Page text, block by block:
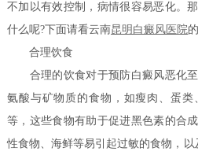
不加以有效控制，病情很容易恶化。
什么呢?下面请看云南昆明白癜风医院
合理饮食
合理的饮食对于预防白癜风恶化至
氨酸与矿物质的食物，如瘦肉、蛋
等，这些食物有助于促进黑色素的合
性食物、海鲜等易引起过敏的食物，